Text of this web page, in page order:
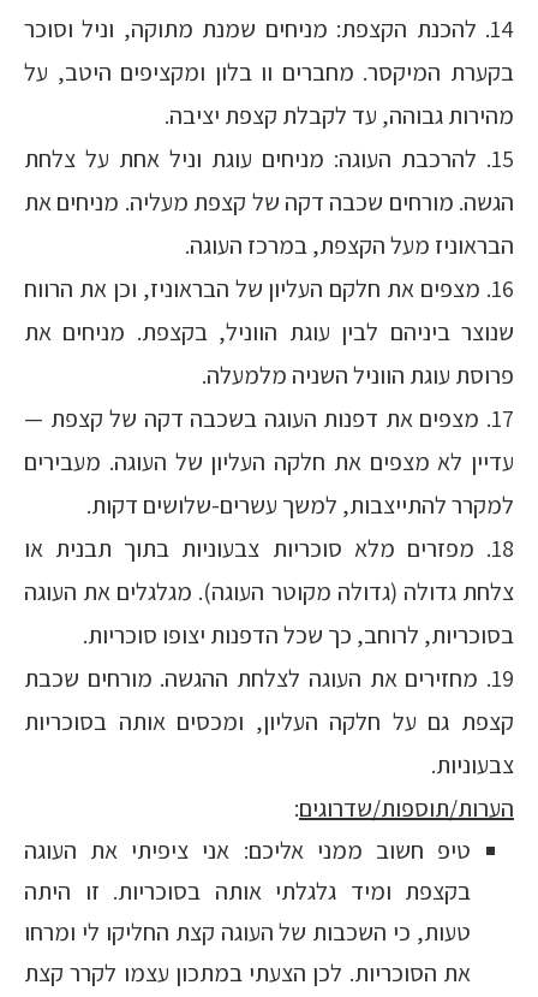
14. להכנת הקצפת: מניחים שמנת מתוקה, וניל וסוכר
בקערת המיקסר. מחברים וו בלון ומקציפים היטב, על
מהירות גבוהה, עד לקבלת קצפת יציבה.
15. להרכבת העוגה: מניחים עוגת וניל אחת על צלחת
הגשה. מורחים שכבה דקה של קצפת מעליה. מניחים את
הבראוניז מעל הקצפת, במרכז העוגה.
16. מצפים את חלקם העליון של הבראוניז, וכן את הרווח
שנוצר ביניהם לבין עוגת הווניל, בקצפת. מניחים את
פרוסת עוגת הווניל השניה מלמעלה.
17. מצפים את דפנות העוגה בשכבה דקה של קצפת —
עדיין לא מצפים את חלקה העליון של העוגה. מעבירים
למקרר להתייצבות, למשך עשרים-שלושים דקות.
18. מפזרים מלא סוכריות צבעוניות בתוך תבנית או
צלחת גדולה (גדולה מקוטר העוגה). מגלגלים את העוגה
בסוכריות, לרוחב, כך שכל הדפנות יצופו סוכריות.
19. מחזירים את העוגה לצלחת ההגשה. מורחים שכבת
קצפת גם על חלקה העליון, ומכסים אותה בסוכריות
צבעוניות.
הערות/תוספות/שדרוגים:
טיפ חשוב ממני אליכם: אני ציפיתי את העוגה
בקצפת ומיד גלגלתי אותה בסוכריות. זו היתה
טעות, כי השכבות של העוגה קצת החליקו לי ומרחו
את הסוכריות. לכן הצעתי במתכון עצמו לקרר קצת